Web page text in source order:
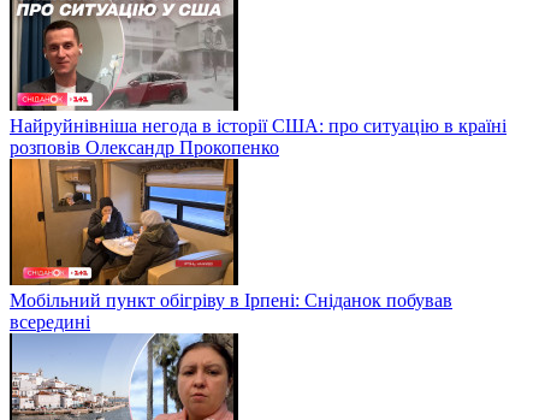
Найруйнівніша негода в історії США: про ситуацію в країні
розповів Олександр Прокопенко
Мобільний пункт обігріву в Ірпені: Сніданок побував
всередині